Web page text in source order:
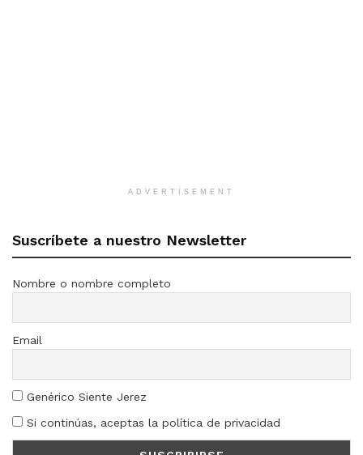
ADVERTISEMENT
Suscríbete a nuestro Newsletter
Nombre o nombre completo
Email
Genérico Siente Jerez
Si continúas, aceptas la política de privacidad